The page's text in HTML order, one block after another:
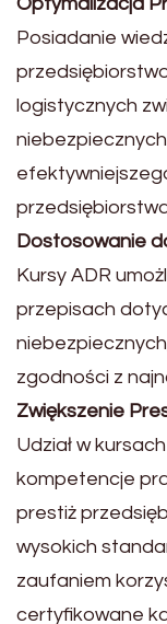
Posiadanie
logistycznych
Dostosowanie
Kursy ADR
przepisach
zgodności z
Zwiększenie
Udział w
kompetencje
prestiż
wysokich
zaufaniem
certyfikowane